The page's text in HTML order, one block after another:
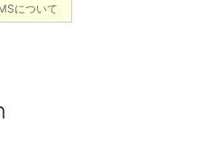
について